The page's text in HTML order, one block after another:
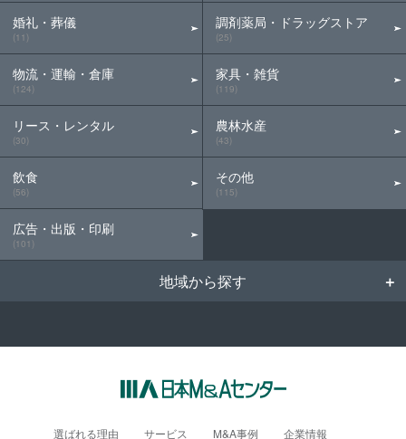
婚礼・葬儀
(11)
物流・運輸・倉庫
(124)
リース・レンタル
(30)
飲食
(56)
広告・出版・印刷
(101)
調剤薬局・ドラッグストア
(25)
家具・雑貨
(119)
農林水産
(43)
その他
(115)
地域から探す
選ばれる理由 サービス M&A事例 企業情報